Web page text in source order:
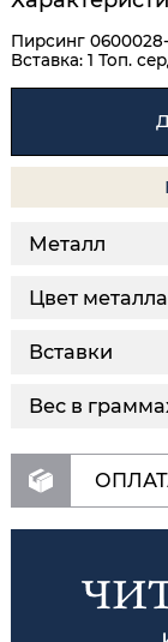
Пирсинг
Вставка: 1 Топ.
Металл
Цвет металла
Вставки
Вес в